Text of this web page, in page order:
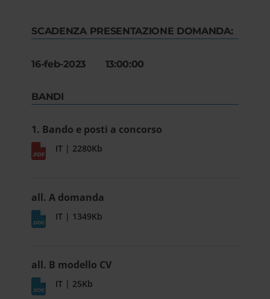
SCADENZA PRESENTAZIONE DOMANDA:
16-feb-2023 13:00:00
BANDI
1. Bando e posti a concorso
IT | 2280Kb
all. A domanda
IT | 1349Kb
all. B modello CV
IT | 25Kb